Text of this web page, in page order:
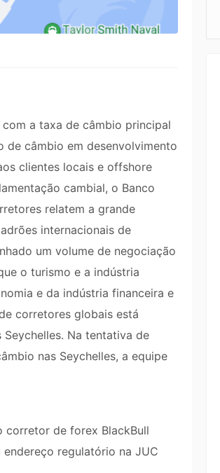
a taxa de câmbio principal
de câmbio em desenvolvimento
clientes locais e offshore
cambial, o Banco
relatem a grande
internacionais de
um volume de negociação
o turismo e a indústria
e da indústria financeira e
corretores globais está
Na tentativa de
nas Seychelles, a equipe
corretor de forex BlackBull
regulatório na JUC